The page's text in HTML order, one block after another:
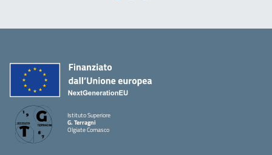
Istituto Superiore
G. Terragni
Olgiate Comasco